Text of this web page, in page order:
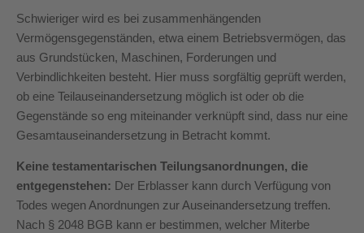
Schwieriger wird es bei zusammenhängenden
Vermögensgegenständen, etwa einem Betriebsvermögen, das
aus Grundstücken, Maschinen, Forderungen und
Verbindlichkeiten besteht. Hier muss sorgfältig geprüft werden,
ob eine Teilauseinandersetzung möglich ist oder ob die
Gegenstände so eng miteinander verknüpft sind, dass nur eine
Gesamtauseinandersetzung in Betracht kommt.
Keine testamentarischen Teilungsanordnungen, die
entgegenstehen: Der Erblasser kann durch Verfügung von
Todes wegen Anordnungen zur Auseinandersetzung treffen.
Nach § 2048 BGB kann er bestimmen, welcher Miterbe